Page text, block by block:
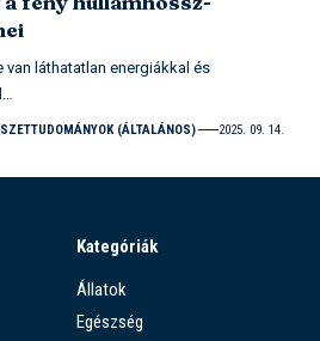
láthatatlan energiákkal és
(ÁLTALÁNOS) 2025. 09. 14.
Kategóriák
Állatok
Egészség